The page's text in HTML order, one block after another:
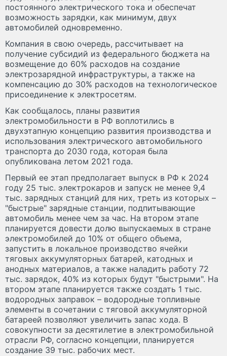
постоянного электрического тока и обеспечат
возможность зарядки, как минимум, двух
автомобилей одновременно.
Компания в свою очередь, рассчитывает на
получение субсидий из федерального бюджета на
возмещение до 60% расходов на создание
электрозарядной инфраструктуры, а также на
компенсацию до 30% расходов на технологическое
присоединение к электросетям.
Как сообщалось, планы развития
электромобильности в РФ воплотились в
двухэтапную концепцию развития производства и
использования электрического автомобильного
транспорта до 2030 года, которая была
опубликована летом 2021 года.
Первый ее этап предполагает выпуск в РФ к 2024
году 25 тыс. электрокаров и запуск не менее 9,4
тыс. зарядных станций для них, треть из которых –
"быстрые" зарядные станции, подпитывающие
автомобиль менее чем за час. На втором этапе
планируется довести долю выпускаемых в стране
электромобилей до 10% от общего объема,
запустить в локальное производство ячейки
тяговых аккумуляторных батарей, катодных и
анодных материалов, а также наладить работу 72
тыс. зарядок, 40% из которых будут "быстрыми". На
втором этапе планируется также создать 1 тыс.
водородных заправок – водородные топливные
элементы в сочетании с тяговой аккумуляторной
батареей позволяют увеличить запас хода. В
совокупности за десятилетие в электромобильной
отрасли РФ, согласно концепции, планируется
создание 39 тыс. рабочих мест.